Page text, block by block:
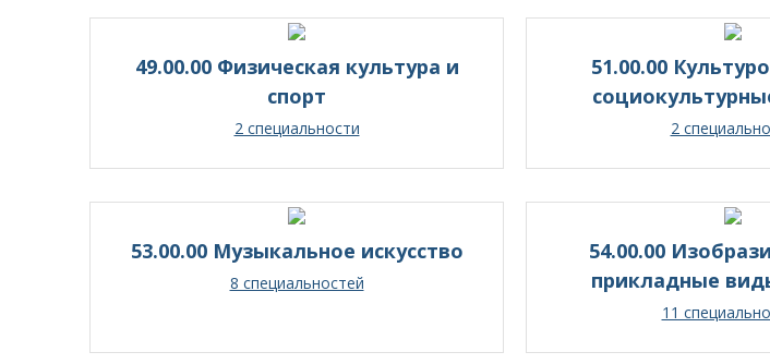
49.00.00 Физическая культура и
спорт
2 специальности
51.00.00
2
53.00.00 Музыкальное искусство
8 специальностей
54.00.00
прикладные
11